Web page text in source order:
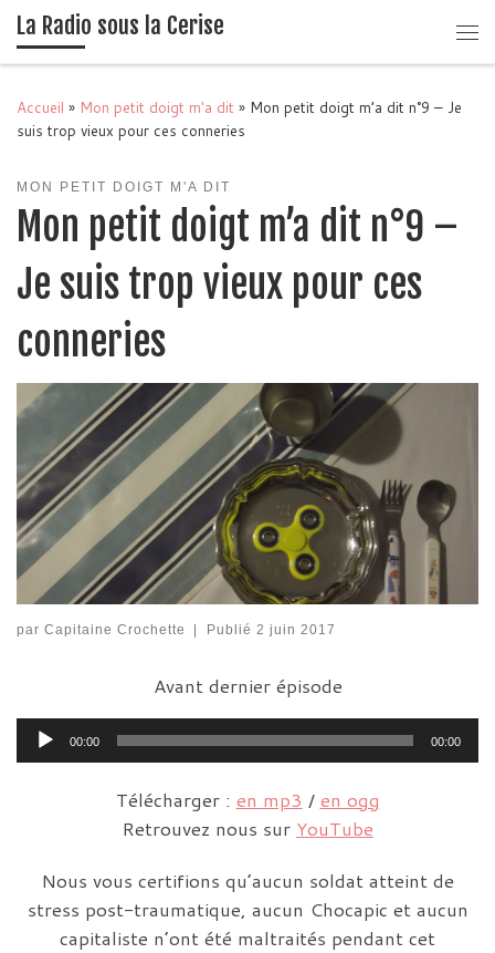
Passer au contenu
La Radio sous la Cerise
Accueil » Mon petit doigt m'a dit » Mon petit doigt m’a dit n°9 – Je
suis trop vieux pour ces conneries
MON PETIT DOIGT M'A DIT
Mon petit doigt m’a dit n°9 –
Je suis trop vieux pour ces
conneries
par Capitaine Crochette | Publié 2 juin 2017
Avant dernier épisode
Lecteur
audio
00:00 00:00
Télécharger : en mp3 / en ogg
Retrouvez nous sur YouTube
Nous vous certifions qu’aucun soldat atteint de
stress post-traumatique, aucun Chocapic et aucun
capitaliste n’ont été maltraités pendant cet